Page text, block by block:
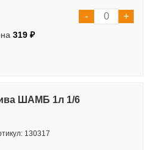
319 ₽
ШАМБ 1л 1/6
130317